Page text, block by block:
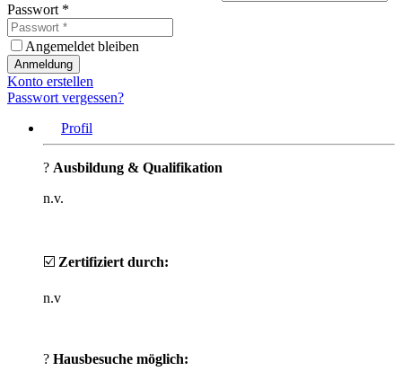
Passwort *
Angemeldet bleiben
Anmeldung
Konto erstellen
Passwort vergessen?
Profil
? Ausbildung & Qualifikation
n.v.
☑️ Zertifiziert durch:
n.v
? Hausbesuche möglich: